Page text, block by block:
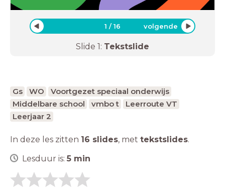
1 /16 volgende
Slide 1: Tekstslide
Gs WO
Voortgezet speciaal onderwijs
Middelbare school
vmbo t
Leerroute VT
Leerjaar 2
In deze les zitten 16 slides, met tekstslides.
Lesduur is: 5 min